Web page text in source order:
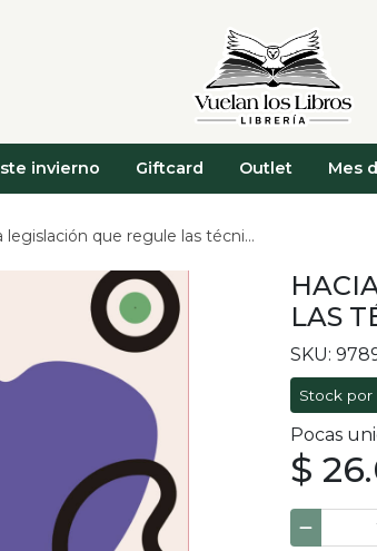
invierno Giftcard Outlet Mes
que regule las técnicas de reproducción
LAS
SKU:
Stock por
Pocas
$